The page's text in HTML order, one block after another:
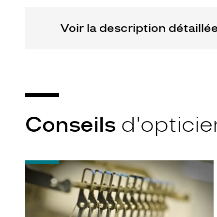
Voir la description
Conseils
-
Quel
indice
d’amincissement